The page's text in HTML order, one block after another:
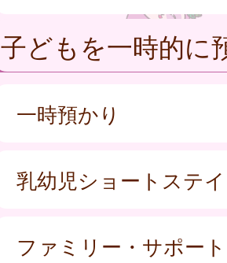
子どもを一時的に
一時預かり
乳幼児ショートステイ
ファミリー・サポー